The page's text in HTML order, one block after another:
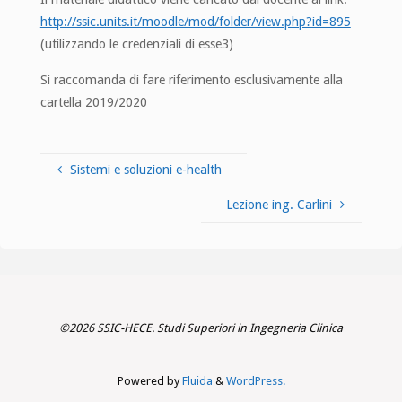
http://ssic.units.it/moodle/mod/folder/view.php?id=895
(utilizzando le credenziali di esse3)
Si raccomanda di fare riferimento esclusivamente alla
cartella 2019/2020
Sistemi e soluzioni e-health
Lezione ing. Carlini
©2026 SSIC-HECE. Studi Superiori in Ingegneria Clinica
Powered byFluida & WordPress.